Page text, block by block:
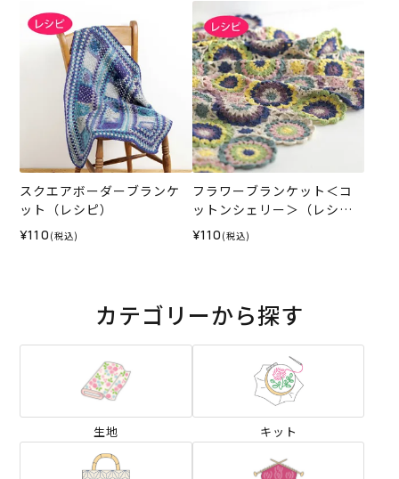
スクエアボーダーブランケ
ット（レシピ）
¥110 (税込)
フラワーブランケット＜コ
ットンシェリー＞（レシ
ピ）
¥110 (税込)
カテゴリーから探す
生地 キット